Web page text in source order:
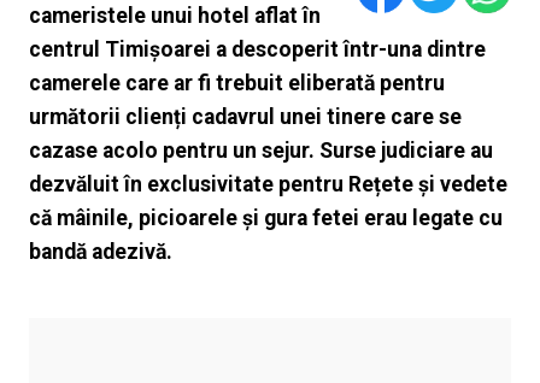
cameristele unui hotel aflat în
centrul Timișoarei a descoperit într-una dintre
camerele care ar fi trebuit eliberată pentru
următorii clienți cadavrul unei tinere care se
cazase acolo pentru un sejur. Surse judiciare au
dezvăluit în exclusivitate pentru Rețete și vedete
că mâinile, picioarele și gura fetei erau legate cu
bandă adezivă.